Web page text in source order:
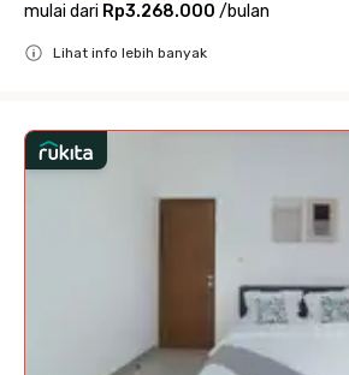
mulai dari Rp3.268.000 /bulan
Lihat info lebih banyak